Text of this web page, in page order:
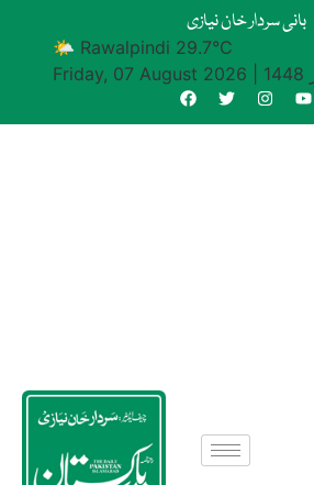
بانی سردار خان نیازی
🌤 Rawalpindi 29.7°C
Friday, 07 August 2026